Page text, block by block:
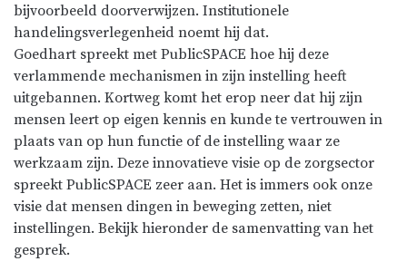
bijvoorbeeld doorverwijzen. Institutionele
handelingsverlegenheid noemt hij dat.
Goedhart spreekt met PublicSPACE hoe hij deze
verlammende mechanismen in zijn instelling heeft
uitgebannen. Kortweg komt het erop neer dat hij zijn
mensen leert op eigen kennis en kunde te vertrouwen in
plaats van op hun functie of de instelling waar ze
werkzaam zijn. Deze innovatieve visie op de zorgsector
spreekt PublicSPACE zeer aan. Het is immers ook onze
visie dat mensen dingen in beweging zetten, niet
instellingen. Bekijk hieronder de samenvatting van het
gesprek.